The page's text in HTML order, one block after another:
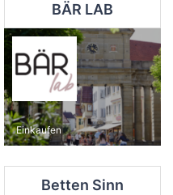
BÄR LAB
Einkaufen
Betten Sinn